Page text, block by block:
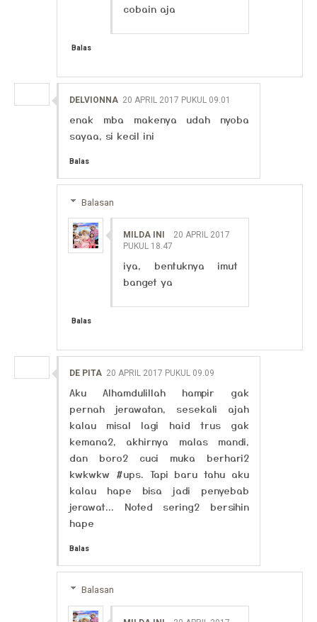
cobain aja
Balas
DELVIONNA 20 APRIL 2017 PUKUL 09.01
enak mba makenya udah nyoba
sayaa, si kecil ini
Balas
Balasan
MILDA INI
20 APRIL 2017
PUKUL 18.47
iya, bentuknya imut
banget ya
Balas
DE PITA 20 APRIL 2017 PUKUL 09.09
Aku Alhamdulillah hampir gak
pernah jerawatan, sesekali ajah
kalau misal lagi haid trus gak
kemana2, akhirnya malas mandi,
dan boro2 cuci muka berhari2
kwkwkw #ups. Tapi baru tahu aku
kalau hape bisa jadi penyebab
jerawat... Noted sering2 bersihin
hape
Balas
Balasan